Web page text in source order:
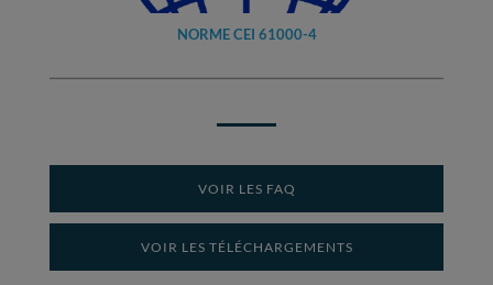
NORME CEI 61000-4
VOIR LES FAQ
VOIR LES TÉLÉCHARGEMENTS